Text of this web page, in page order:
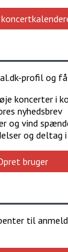
profil og
koncerter i
nyhedsbrev
og vind
og
bruger
til